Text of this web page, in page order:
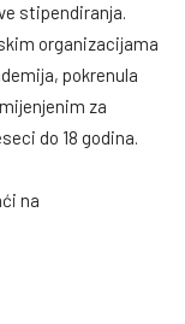
stipendiranja.
organizacijama
pokrenula
za
do 18 godina.
na